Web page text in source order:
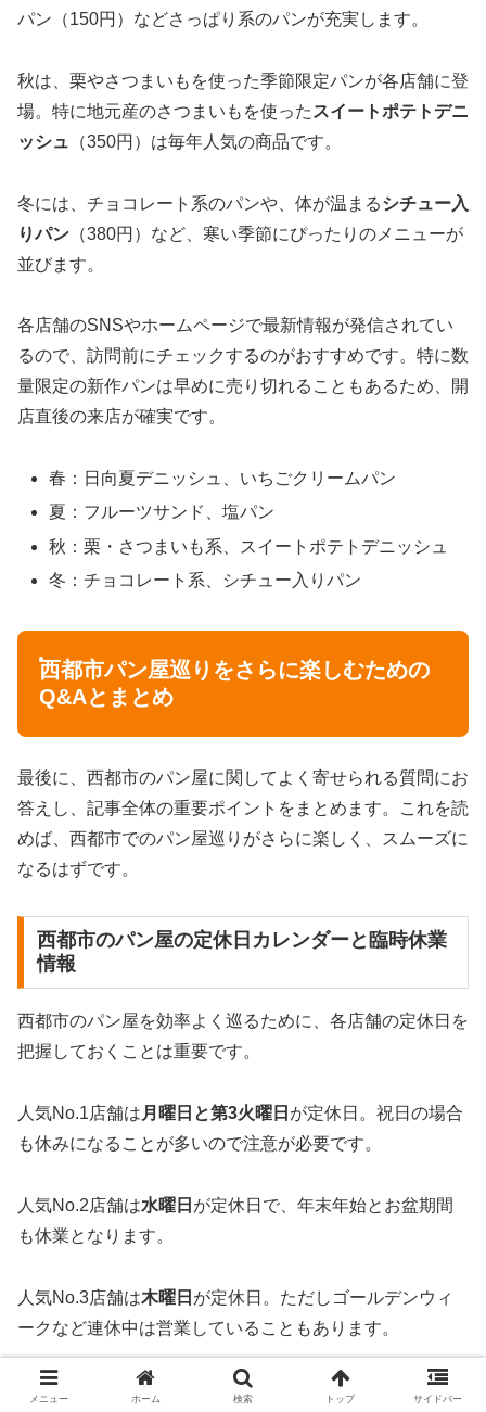
パン（150円）などさっぱり系のパンが充実します。
秋は、栗やさつまいもを使った季節限定パンが各店舗に登
場。特に地元産のさつまいもを使った スイートポテトデニ
ッシュ （350円）は毎年人気の商品です。
冬には、チョコレート系のパンや、体が温まるシチュー入
りパン （380円）など、寒い季節にぴったりのメニューが
並びます。
各店舗のSNSやホームページで最新情報が発信されてい
るので、訪問前にチェックするのがおすすめです。特に数
量限定の新作パンは早めに売り切れることもあるため、開
店直後の来店が確実です。
春：日向夏デニッシュ、いちごクリームパン
夏：フルーツサンド、塩パン
秋：栗・さつまいも系、スイートポテトデニッシュ
冬：チョコレート系、シチュー入りパン
西都市パン屋巡りをさらに楽しむための
Q&Aとまとめ
最後に、西都市のパン屋に関してよく寄せられる質問にお
答えし、記事全体の重要ポイントをまとめます。これを読
めば、西都市でのパン屋巡りがさらに楽しく、スムーズに
なるはずです。
西都市のパン屋の定休日カレンダーと臨時休業
情報
西都市のパン屋を効率よく巡るために、各店舗の定休日を
把握しておくことは重要です。
人気No.1店舗は 月曜日と第3火曜日 が定休日。祝日の場合
も休みになることが多いので注意が必要です。
人気No.2店舗は水曜日 が定休日で、年末年始とお盆期間
も休業となります。
人気No.3店舗は木曜日 が定休日。ただしゴールデンウィ
ークなど連休中は営業していることもあります。
隠れ家的パン屋は 日・月・火・水曜日が休み
で、営業は
メニュー ホーム 検索 トップ サイドバー